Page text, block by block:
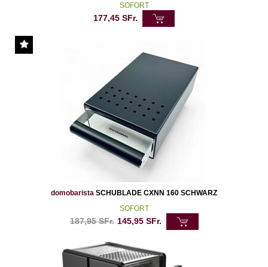
SOFORT
177,45 SFr.
domobarista SCHUBLADE CXNN 160 SCHWARZ
SOFORT
187,95SFr. 145,95SFr.